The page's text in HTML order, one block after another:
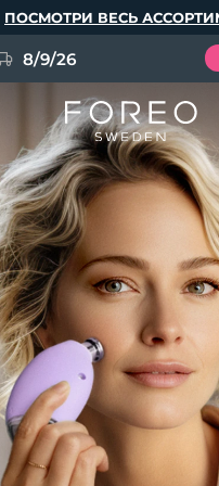
ПОСМОТРИ ВЕСЬ
8/9/26
Профиль
Beauty-Tech Elixir
NEWS
Whitening Set
Deutsch
Italiano
Svenska
简体中文 繁